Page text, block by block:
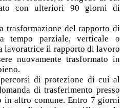
con ulteriori 90 giorni di
trasformazione del rapporto di
tempo parziale, verticale o
lavoratrice il rapporto di lavoro
nuovamente trasformato in
di protezione di cui al
di trasferimento presso
in altro comune. Entro 7 giorni